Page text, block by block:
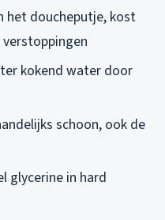
het doucheputje, kost
kokend water door
schoon, ook de
glycerine in hard